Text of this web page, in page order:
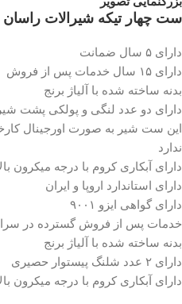
ست چهار تیکه شیرالات راسان
دارای ۵ سال ضمانت
دارای ۱۵ سال خدمات پس از فروش
بدنه ساخته شده با آلیاژ برنج
دارای دو عدد لنگی و پولکی پشت شیر
این ست شیر به صورت اورجینال
ندارد
دارای آبکاری کروم با درجه میکرون
دارای استاندارد اروپا و ایران
دارای گواهی ایزو ۹۰۰۱
خدمات پس از فروش گسترده در
بدنه ساخته شده با آلیاژ برنج
دارای ۲ عدد شلنگ پیستوار حصیری
دارای آبکاری کروم با درجه میکرون